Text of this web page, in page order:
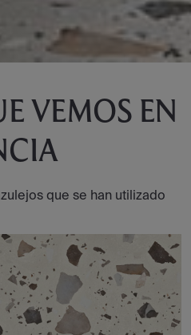
VEMOS EN
que se han utilizado